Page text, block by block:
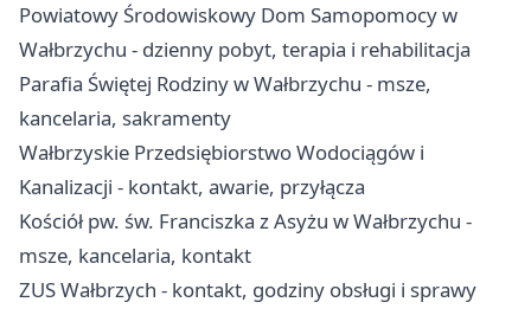
Powiatowy Środowiskowy Dom Samopomocy w
Wałbrzychu - dzienny pobyt, terapia i rehabilitacja
Parafia Świętej Rodziny w Wałbrzychu - msze,
kancelaria, sakramenty
Wałbrzyskie Przedsiębiorstwo Wodociągów i
Kanalizacji - kontakt, awarie, przyłącza
Kościół pw. św. Franciszka z Asyżu w Wałbrzychu -
msze, kancelaria, kontakt
ZUS Wałbrzych - kontakt, godziny obsługi i sprawy